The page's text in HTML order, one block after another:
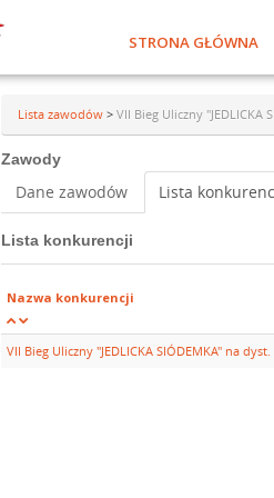
STRONA GŁÓWNA
Lista zawodów > VII Bieg Uliczny "JEDLICKA
Zawody
Dane zawodów Lista
Lista konkurencji
Nazwa konkurencji
VII Bieg Uliczny "JEDLICKA SIÓDEMKA" na